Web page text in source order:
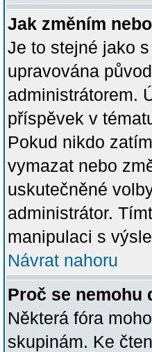
Jak změním
Je to stejné jako
upravována
administrátorem.
příspěvek v
Pokud nikdo
vymazat nebo
uskutečněné
administrátor.
manipulaci s
Návrat nahoru
Proč se nemohu
Některá fóra
skupinám. Ke